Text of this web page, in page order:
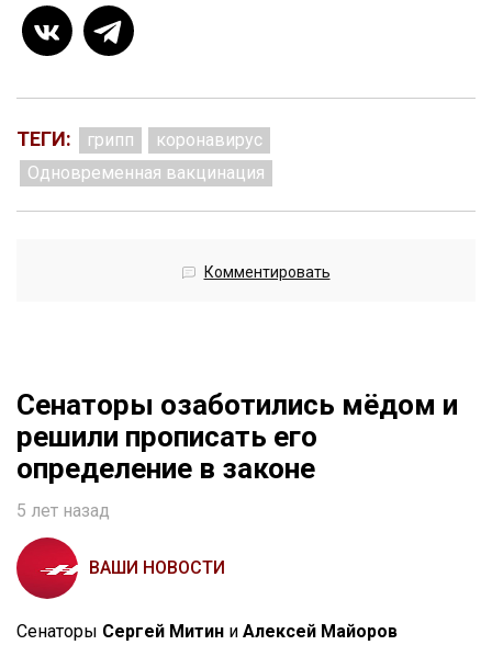
ТЕГИ: грипп
коронавирус
Одновременная вакцинация
Комментировать
Сенаторы озаботились мёдом и
решили прописать его
определение в законе
5 лет назад
ВАШИ НОВОСТИ
Сенаторы Сергей Митин и Алексей Майоров